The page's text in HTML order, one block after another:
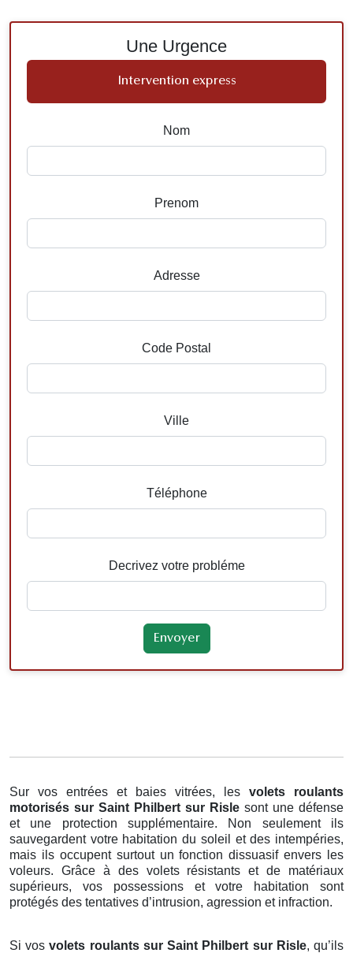
Une Urgence
Intervention express
Nom
Prenom
Adresse
Code Postal
Ville
Téléphone
Decrivez votre probléme
Sur vos entrées et baies vitrées, les volets roulants
motorisés sur Saint Philbert sur Risle sont une défense
et une protection supplémentaire. Non seulement ils
sauvegardent votre habitation du soleil et des intempéries,
mais ils occupent surtout un fonction dissuasif envers les
voleurs. Grâce à des volets résistants et de matériaux
supérieurs, vos possessions et votre habitation sont
protégés des tentatives d’intrusion, agression et infraction.
Si vosvolets roulants sur Saint Philbert sur Risle, qu’ils